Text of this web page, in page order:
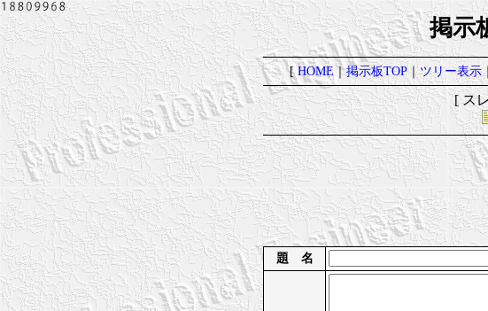
掲示
[HOME｜掲示板TOP｜ツリー表示
[ ス
題 名